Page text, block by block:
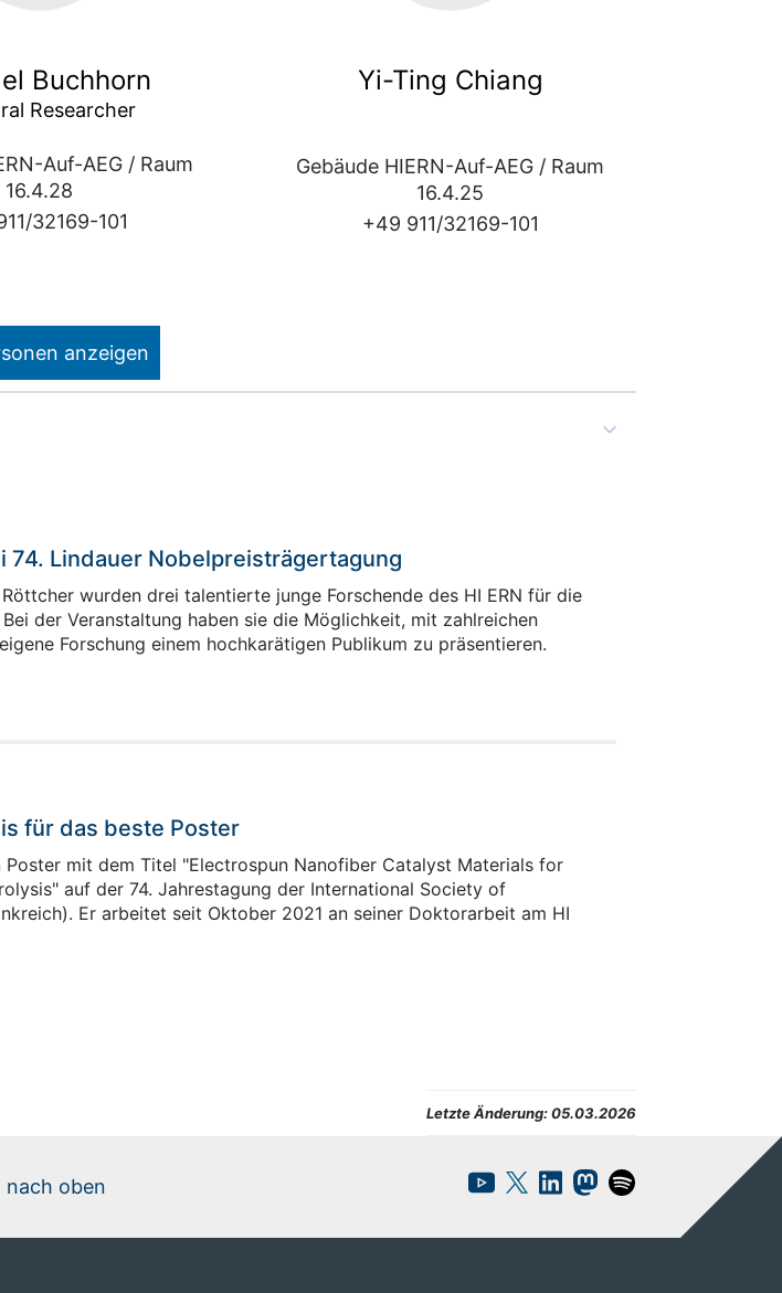
Buchhorn
Researcher
Auf-AEG / Raum
16.4.28
32169-101
Yi-Ting Chiang
Gebäude HIERN-Auf-AEG / Raum
16.4.25
+49 911/32169-101
Student
Auf-AEG / Raum
16.4.25
12538188
Gebäude HIERN-Auf-AEG / Raum
16.4.28
+49 911/32169-101
anzeigen
74. Lindauer Nobelpreisträgertagung
wurden drei talentierte junge Forschende des HI ERN für die
der Veranstaltung haben sie die Möglichkeit, mit zahlreichen
Forschung einem hochkarätigen Publikum zu präsentieren.
für das beste Poster
mit dem Titel "Electrospun Nanofiber Catalyst Materials for
auf der 74. Jahrestagung der International Society of
Er arbeitet seit Oktober 2021 an seiner Doktorarbeit am HI
Letzte Änderung: 05.03.2026
nach oben